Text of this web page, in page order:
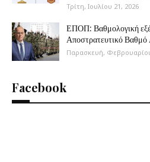
Τρίτη, Ιουλίου 21, 2026
ΕΠΟΠ: Βαθμολογική
Αποστρατευτικό
Παρασκευή,
Facebook